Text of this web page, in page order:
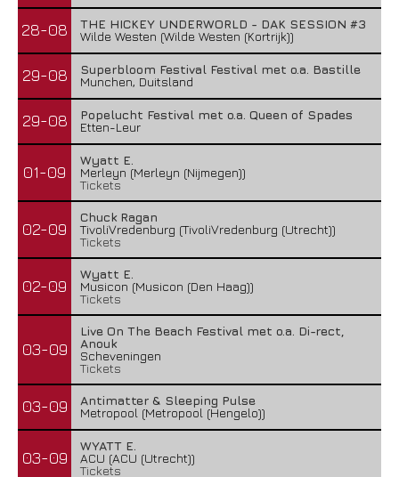
28-08
THE HICKEY UNDERWORLD - DAK SESSION #3
Wilde Westen (Wilde Westen (Kortrijk))
29-08
Superbloom Festival Festival met o.a. Bastille
Munchen, Duitsland
29-08
Popelucht Festival met o.a. Queen of Spades
Etten-Leur
01-09
Wyatt E.
Merleyn (Merleyn (Nijmegen))
Tickets
02-09
Chuck Ragan
TivoliVredenburg (TivoliVredenburg (Utrecht))
Tickets
02-09
Wyatt E.
Musicon (Musicon (Den Haag))
Tickets
03-09
Live On The Beach Festival met o.a. Di-rect,
Anouk
Scheveningen
Tickets
03-09
Antimatter & Sleeping Pulse
Metropool (Metropool (Hengelo))
03-09
WYATT E.
ACU (ACU (Utrecht))
Tickets